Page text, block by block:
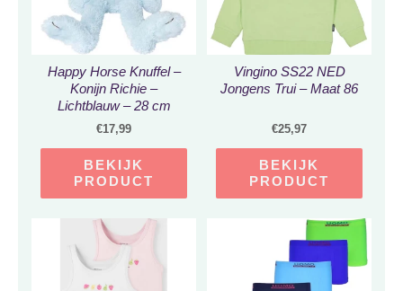
Happy Horse Knuffel –
Konijn Richie –
Lichtblauw – 28 cm
€17,99
BEKIJK
PRODUCT
Vingino SS22 NED
Jongens Trui – Maat 86
€25,97
BEKIJK
PRODUCT